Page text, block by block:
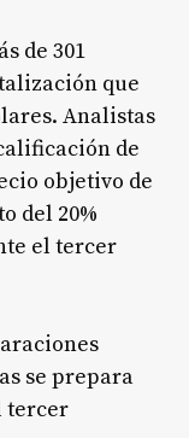
de 301
que
Analistas
de
objetivo de
del 20%
el tercer
se prepara
tercer